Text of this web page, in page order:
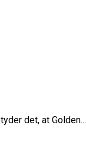
det, at Golden...